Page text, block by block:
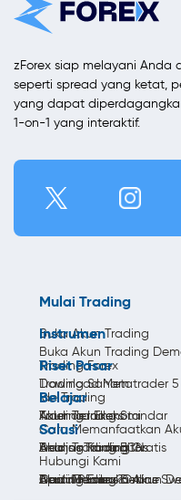
zForex siap melayani Anda
seperti spread yang ketat,
yang dapat
1-on-1 yang interaktif.
Mulai Trading
Buka Akun Trading
Buka Akun Trading
Download Metatrader 5
Akun Trading Standar
Akun Trading ECN
Akun Trading Bebas
Instrumen
Trading Forex
Trading Saham
Trading Indeks
Trading Komoditas
Trading Emas Online
Riset Pasar
Ide Trading
Kalender Ekonomi
Analisis Trading
Berita Pasar
Belajar
Cara Memanfaatkan
Belajar Trading Gratis
Apa itu Forex?
Solusi
Hubungi Kami
Cara Membuka Akun